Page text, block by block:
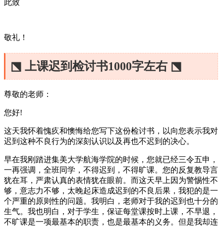
此致
敬礼！
⬔ 上课迟到检讨书1000字左右 ⬔
尊敬的老师：
您好!
这天我怀着愧疚和懊悔给您写下这份检讨书，以向您表示我对
迟到这种不良行为的深刻认识以及再也不迟到的决心。
早在我刚踏进集美大学航海学院的时候，您就已经三令五申，
一再强调，全班同学，不得迟到，不得旷课。您的反复教导言
犹在耳，严肃认真的表情犹在眼前。而这天早上因为警惕性不
够，意志力不够，太晚起床造成迟到的不良后果，我犯的是一
个严重的原则性的问题。我明白，老师对于我的迟到也十分的
生气。我也明白，对于学生，保证每堂课按时上课，不早退，
不旷课是一项最基本的职责，也是最基本的义务。但是我却连